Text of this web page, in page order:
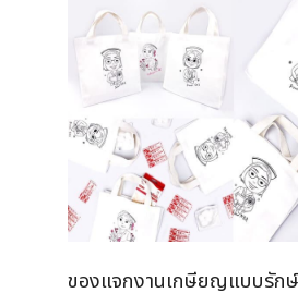
ของแจกงานเกษียญแบบรัก